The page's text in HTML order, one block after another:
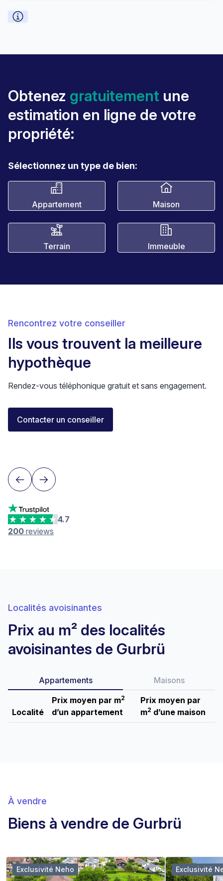
Obtenez gratuitement une
estimation en ligne de votre
propriété:
Sélectionnez un type de bien:
Appartement Maison
Terrain Immeuble
Rencontrez votre conseiller
Ils vous trouvent la meilleure
hypothèque
Rendez-vous téléphonique gratuit et sans engagement.
Contacter un conseiller
Florent Buser
Area Sales Director Romandie
4.7
200 reviews
Localités avoisinantes
Prix au m² des localités
avoisinantes de Gurbrü
Appartements Maisons
Localité
Prix moyen par m2
d’un appartement
Prix moyen par
m2 d’une maison
À vendre
Biens à vendre de Gurbrü
Exclusivité Neho Exclusivité